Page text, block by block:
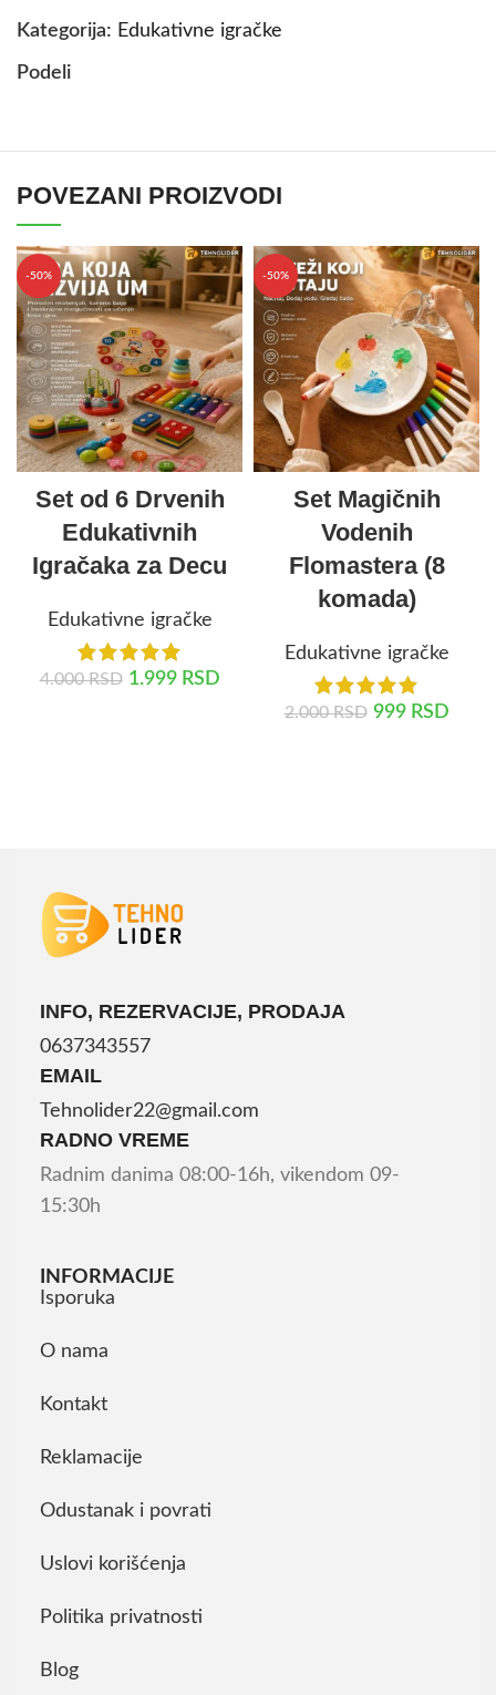
Kategorija: Edukativne igračke
Podeli
POVEZANI PROIZVODI
-50%
Set od 6 Drvenih
Edukativnih
Igračaka za Decu
Edukativne igračke
4.000RSD 1.999 RSD
-50%
Set Magičnih
Vodenih
Flomastera (8
komada)
Edukativne igračke
2.000RSD 999 RSD
INFO, REZERVACIJE, PRODAJA
0637343557
EMAIL
Tehnolider22@gmail.com
RADNO VREME
Radnim danima 08:00-16h, vikendom 09-
15:30h
INFORMACIJE
Isporuka
O nama
Kontakt
Reklamacije
Odustanak i povrati
Uslovi korišćenja
Politika privatnosti
Blog